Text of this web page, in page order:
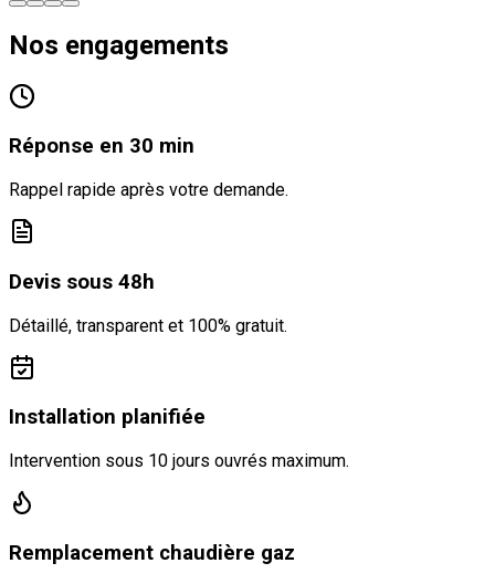
Nos engagements
Réponse en 30 min
Rappel rapide après votre demande.
Devis sous 48h
Détaillé, transparent et 100% gratuit.
Installation planifiée
Intervention sous 10 jours ouvrés maximum.
Remplacement chaudière gaz